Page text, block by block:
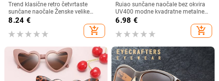
Trend klasične retro četvrtaste
sunčane naočale Ženske velike
sunčane naočale Ženske/muške
retro sunčane naočale Lentes De
Sol Mujer
8.24 €
add_shopping_cart
Ruiao sunčane naočale bez okvira
UV400 modne kvadratne metalne
naočale za muškarce žene
dizajnerske muške marke sunčane
naočale za van
6.98 €
add_shopping_cart